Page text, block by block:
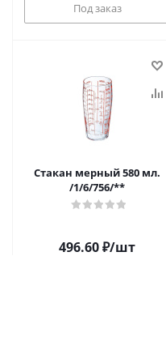
Под заказ
Стакан мерный 580 мл.
/1/6/756/**
496.60₽/шт